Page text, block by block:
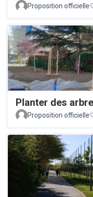
Proposition officielle
Planter des
Proposition officielle